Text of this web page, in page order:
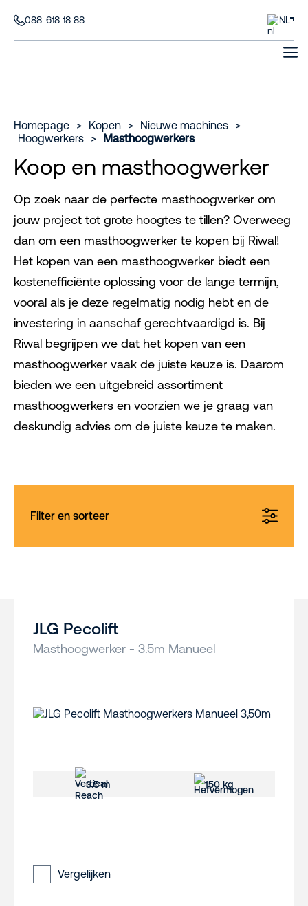
088-618 18 88 NL
Homepage > Kopen > Nieuwe machines
>
Hoogwerkers
> Masthoogwerkers
Koop en masthoogwerker
Op zoek naar de perfecte masthoogwerker om
jouw project tot grote hoogtes te tillen? Overweeg
dan om een masthoogwerker te kopen bij Riwal!
Het kopen van een masthoogwerker biedt een
kostenefficiënte oplossing voor de lange termijn,
vooral als je deze regelmatig nodig hebt en de
investering in aanschaf gerechtvaardigd is. Bij
Riwal begrijpen we dat het kopen van een
masthoogwerker vaak de juiste keuze is. Daarom
bieden we een uitgebreid assortiment
masthoogwerkers en voorzien we je graag van
deskundig advies om de juiste keuze te maken.
Filter en sorteer
JLG Pecolift
Masthoogwerker - 3.5m Manueel
3.5 m 150 kg
Vergelijken